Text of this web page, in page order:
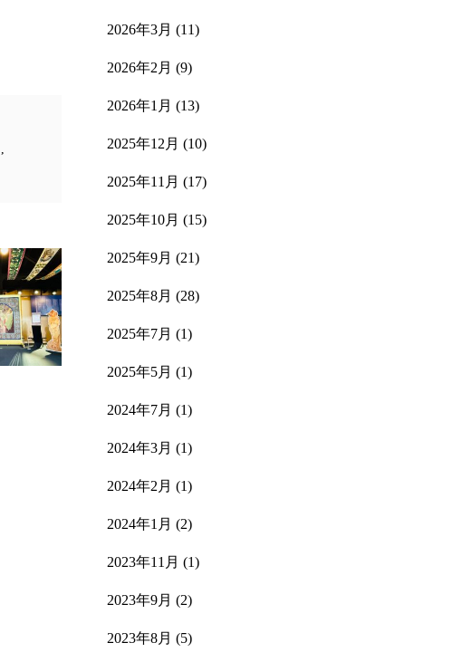
2026年3月 (11)
2026年2月 (9)
2026年1月 (13)
2025年12月 (10)
2025年11月 (17)
2025年10月 (15)
2025年9月 (21)
2025年8月 (28)
2025年7月 (1)
2025年5月 (1)
2024年7月 (1)
2024年3月 (1)
2024年2月 (1)
2024年1月 (2)
2023年11月 (1)
2023年9月 (2)
2023年8月 (5)